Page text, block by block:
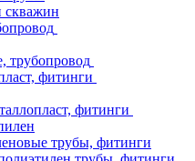
скважин
трубопровод
фитинги
фитинги
трубы, фитинги